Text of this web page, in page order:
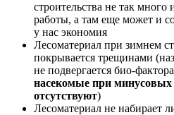
строительства не так много
работы, а там еще может и
у нас экономия
Лесоматериал при зимнем
покрывается трещинами
не подвергается био-
насекомые при минусовых
отсутствуют)
Лесоматериал не набирает